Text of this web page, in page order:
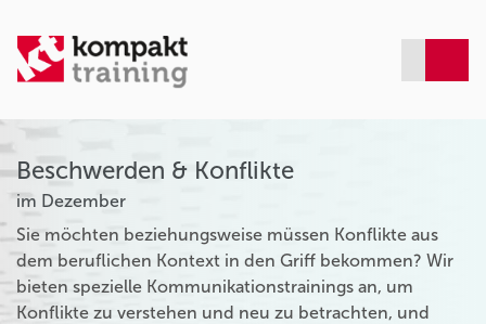
Beschwerden & Konflikte
im Dezember
Sie möchten beziehungsweise müssen Konflikte aus
dem beruflichen Kontext in den Griff bekommen? Wir
bieten spezielle Kommunikationstrainings an, um
Konflikte zu verstehen und neu zu betrachten, und